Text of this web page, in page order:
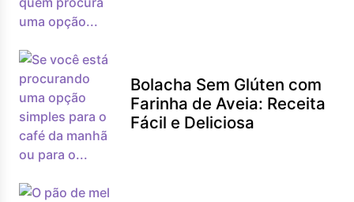
Bolacha Sem Glúten com
Farinha de Aveia: Receita
Fácil e Deliciosa